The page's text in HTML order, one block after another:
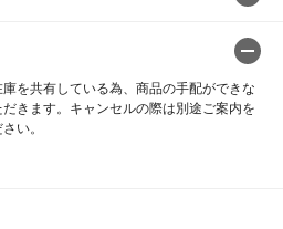
を共有している為、商品の手配ができな
きます。キャンセルの際は別途ご案内を
い。